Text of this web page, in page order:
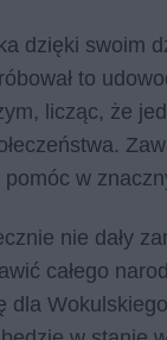
dzięki swoim
to
licząc, że
pomóc w
nie dały
całego
dla